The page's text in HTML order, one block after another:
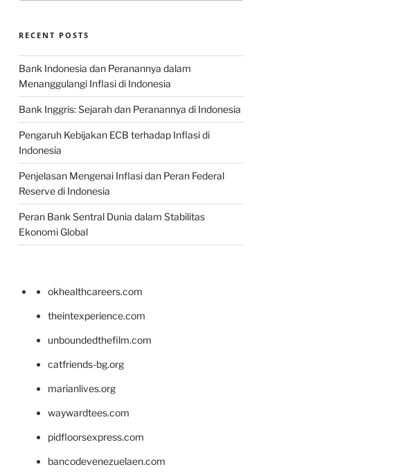
RECENT POSTS
Bank Indonesia dan Peranannya dalam
Menanggulangi Inflasi di Indonesia
Bank Inggris: Sejarah dan Peranannya di Indonesia
Pengaruh Kebijakan ECB terhadap Inflasi di
Indonesia
Penjelasan Mengenai Inflasi dan Peran Federal
Reserve di Indonesia
Peran Bank Sentral Dunia dalam Stabilitas
Ekonomi Global
okhealthcareers.com
theintexperience.com
unboundedthefilm.com
catfriends-bg.org
marianlives.org
waywardtees.com
pidfloorsexpress.com
bancodevenezuelaen.com